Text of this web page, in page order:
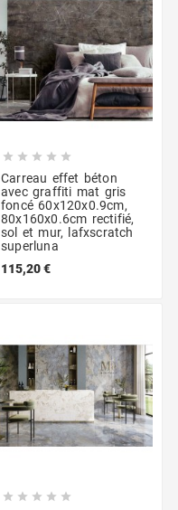
    
Carreau effet béton
avec graffiti mat gris
foncé 60x120x0.9cm,
80x160x0.6cm rectifié,
sol et mur, lafxscratch
superluna
115,20 €
    